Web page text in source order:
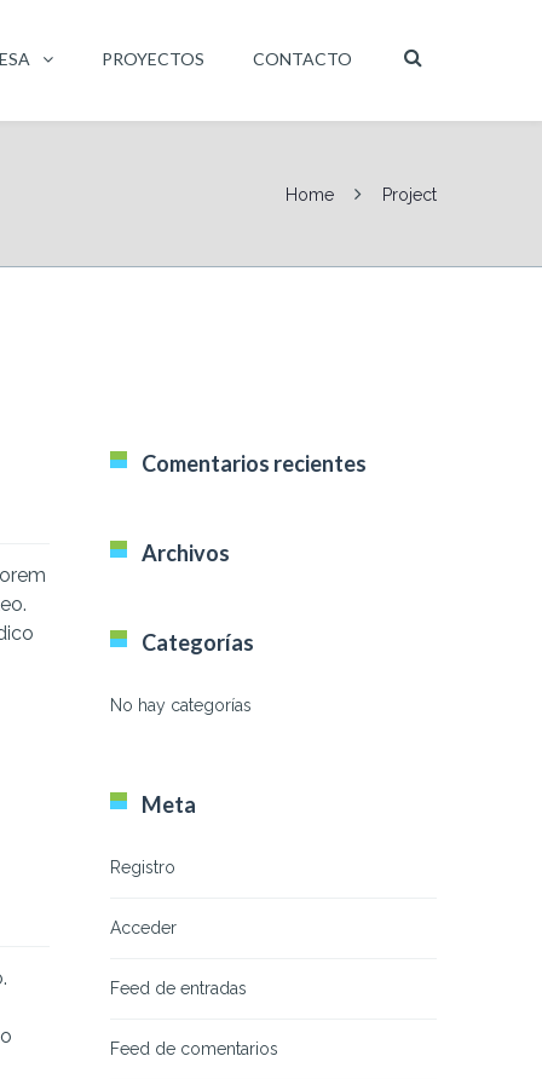
PROYECTOS CONTACTO
Home Project
Comentarios recientes
Archivos
Categorías
No hay categorías
Meta
Registro
Acceder
Feed de entradas
Feed de comentarios